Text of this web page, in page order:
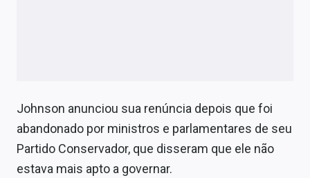
Expediente
Johnson anunciou sua renúncia depois que foi
abandonado por ministros e parlamentares de seu
Partido Conservador, que disseram que ele não
estava mais apto a governar.